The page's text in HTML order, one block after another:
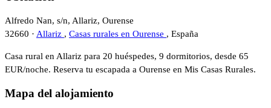
Alfredo Nan, s/n, Allariz, Ourense
32660 · Allariz , Casas rurales en Ourense , España
Casa rural en Allariz para 20 huéspedes, 9 dormitorios, desde 65
EUR/noche. Reserva tu escapada a Ourense en Mis Casas Rurales.
Mapa del alojamiento